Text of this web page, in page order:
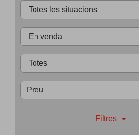
Preu
Filtres